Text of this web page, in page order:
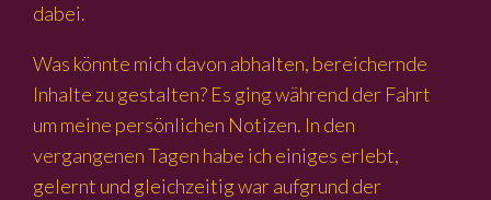
dabei.
Was könnte mich davon abhalten, bereichernde
Inhalte zu gestalten? Es ging während der Fahrt
um meine persönlichen Notizen. In den
vergangenen Tagen habe ich einiges erlebt,
gelernt und gleichzeitig war aufgrund der